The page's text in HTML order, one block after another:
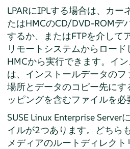
LPARにIPLする場合は、カー
たはHMCのCD/DVD-ROMデ
するか、またはFTPを介して
リモートシステムからロー
HMCから実行できます。イ
は、インストールデータの
場所とデータのコピー先に
ッピングを含むファイルを必
SUSE Linux Enterprise Server
イルが2つあります。どちら
メディアのルートディレクト